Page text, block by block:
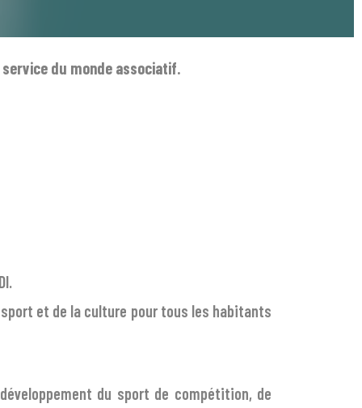
du monde associatif.
et de la culture pour tous les habitants
du sport de compétition, de